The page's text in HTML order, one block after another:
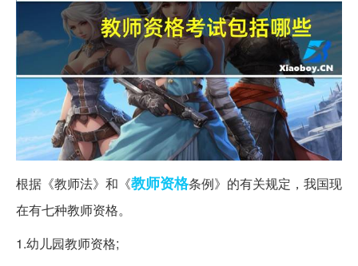
根据《教师法》和《教师资格条例》的有关规定，我国现
在有七种教师资格。
1.幼儿园教师资格;